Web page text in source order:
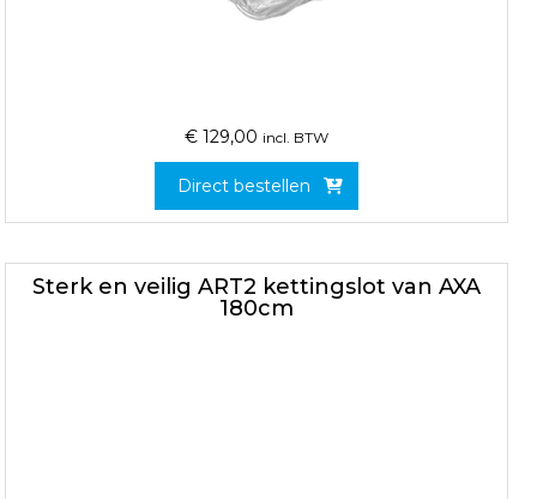
€ 129,00 incl. BTW
Direct bestellen
Sterk en veilig ART2 kettingslot van AXA
180cm